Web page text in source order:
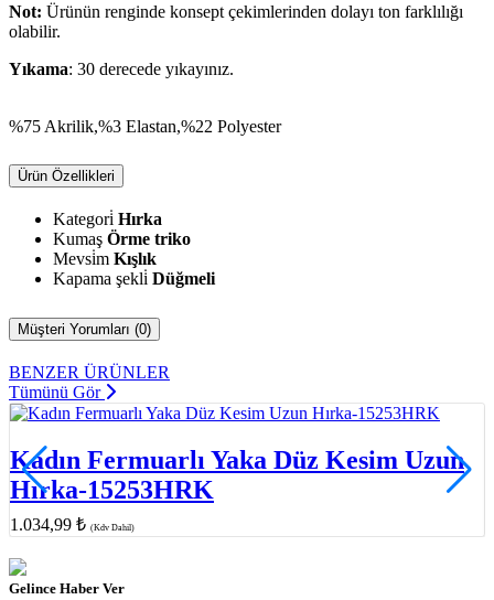
Not: Ürünün renginde konsept çekimlerinden dolayı ton farklılığı
olabilir.
Yıkama: 30 derecede yıkayınız.
%75 Akrilik,%3 Elastan,%22 Polyester
Ürün Özellikleri
Kategori̇ Hırka
Kumaş Örme triko
Mevsi̇m Kışlık
Kapama şekli̇ Düğmeli
Müşteri Yorumları (0)
BENZER ÜRÜNLER
Tümünü Gör
Kadın Fermuarlı Yaka Düz Kesim Uzun
Hırka-15253HRK
1.034,99 ₺ (Kdv Dahil)
Gelince Haber Ver